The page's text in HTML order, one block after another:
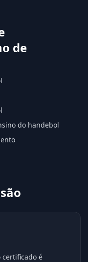
de
do handebol
certificado é